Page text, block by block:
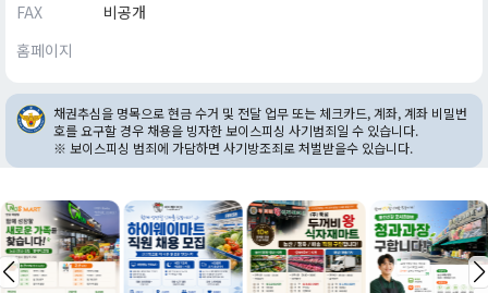
FAX
비공개
홈페이지
채권추심을 명목으로 현금 수거 및 전달 업무 또는 체크카드, 계좌, 계좌 비밀번
호를 요구할 경우 채용을 빙자한 보이스피싱 사기범죄일 수 있습니다.
※ 보이스피싱 범죄에 가담하면 사기방조죄로 처벌받을수 있습니다.